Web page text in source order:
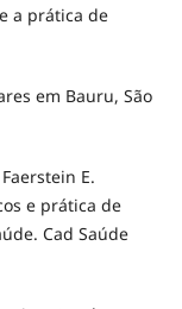
a prática de
em Bauru, São
E.
e prática de
Cad Saúde